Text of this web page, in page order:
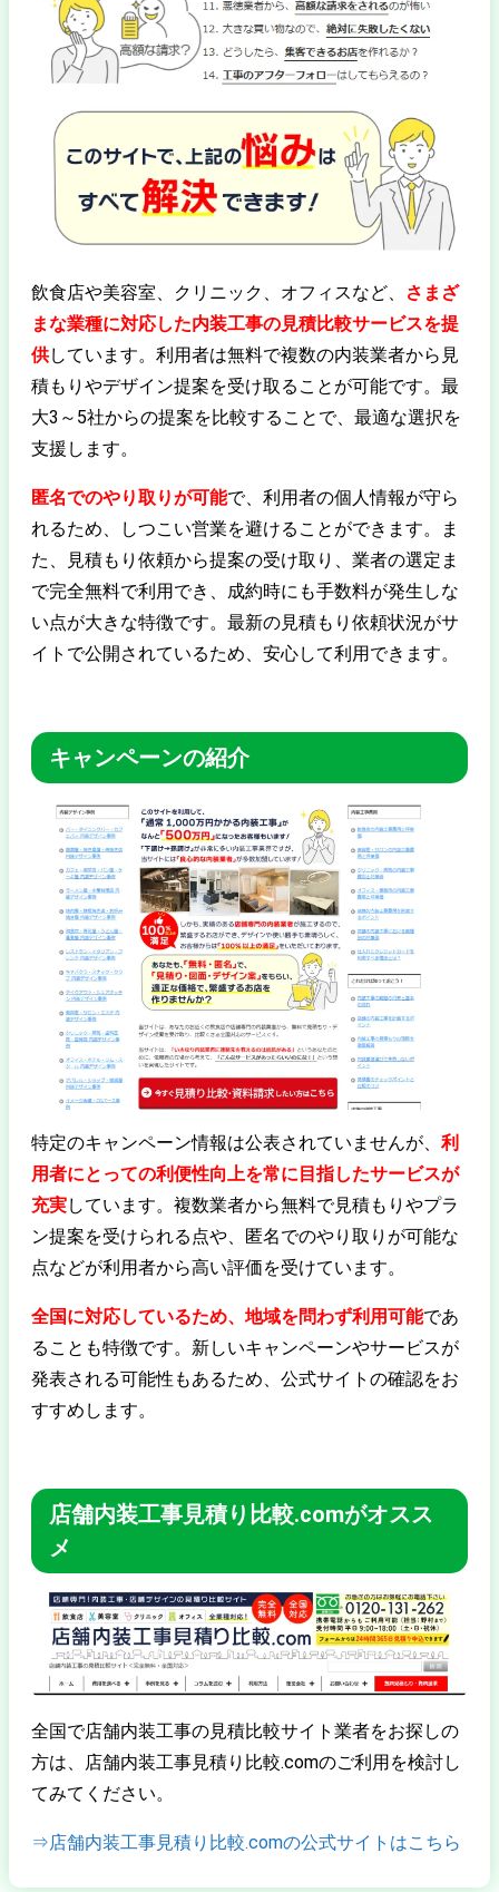
飲食店や美容室、クリニック、オフィスなど、
さまざ
まな業種に対応した内装工事の見積比較サービスを提
供しています。利用者は無料で複数の内装業者から見
積もりやデザイン提案を受け取ることが可能です。最
大3～5社からの提案を比較することで、最適な選択を
支援します。
匿名でのやり取りが可能で、利用者の個人情報が守ら
れるため、しつこい営業を避けることができます。ま
た、見積もり依頼から提案の受け取り、業者の選定ま
で完全無料で利用でき、成約時にも手数料が発生しな
い点が大きな特徴です。最新の見積もり依頼状況がサ
イトで公開されているため、安心して利用できます。
キャンペーンの紹介
特定のキャンペーン情報は公表されていませんが、 利
用者にとっての利便性向上を常に目指したサービスが
充実しています。複数業者から無料で見積もりやプラ
ン提案を受けられる点や、匿名でのやり取りが可能な
点などが利用者から高い評価を受けています。
全国に対応しているため、地域を問わず利用可能であ
ることも特徴です。新しいキャンペーンやサービスが
発表される可能性もあるため、公式サイトの確認をお
すすめします。
店舗内装工事見積り比較.comがオスス
メ
全国で店舗内装工事の見積比較サイト業者をお探しの
方は、店舗内装工事見積り比較.comのご利用を検討し
てみてください。
⇒店舗内装工事見積り比較.comの公式サイトはこちら